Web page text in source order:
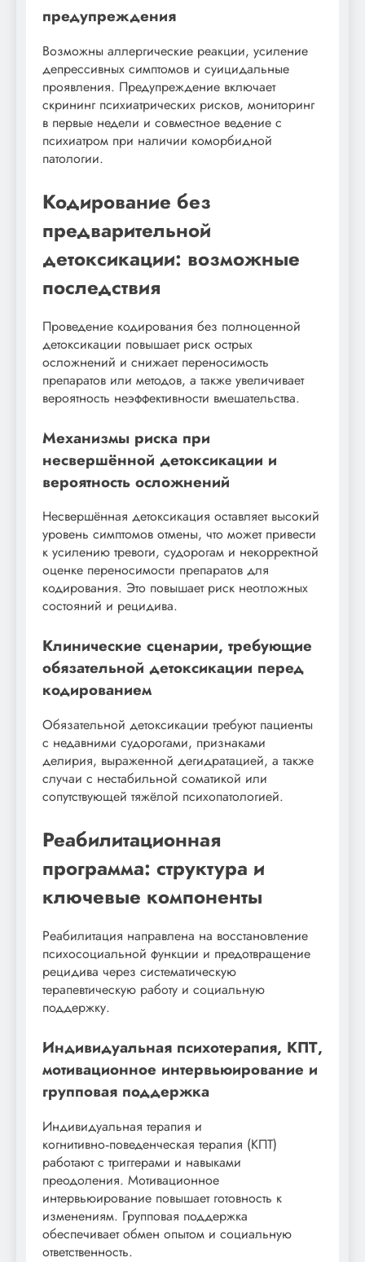
предупреждения
Возможны аллергические реакции, усиление
депрессивных симптомов и суицидальные
проявления. Предупреждение включает
скрининг психиатрических рисков, мониторинг
в первые недели и совместное ведение с
психиатром при наличии коморбидной
патологии.
Кодирование без
предварительной
детоксикации: возможные
последствия
Проведение кодирования без полноценной
детоксикации повышает риск острых
осложнений и снижает переносимость
препаратов или методов, а также увеличивает
вероятность неэффективности вмешательства.
Механизмы риска при
несвершённой детоксикации и
вероятность осложнений
Несвершённая детоксикация оставляет высокий
уровень симптомов отмены, что может привести
к усилению тревоги, судорогам и некорректной
оценке переносимости препаратов для
кодирования. Это повышает риск неотложных
состояний и рецидива.
Клинические сценарии, требующие
обязательной детоксикации перед
кодированием
Обязательной детоксикации требуют пациенты
с недавними судорогами, признаками
делирия, выраженной дегидратацией, а также
случаи с нестабильной соматикой или
сопутствующей тяжёлой психопатологией.
Реабилитационная
программа: структура и
ключевые компоненты
Реабилитация направлена на восстановление
психосоциальной функции и предотвращение
рецидива через систематическую
терапевтическую работу и социальную
поддержку.
Индивидуальная психотерапия, КПТ,
мотивационное интервьюирование и
групповая поддержка
Индивидуальная терапия и
когнитивно‑поведенческая терапия (КПТ)
работают с триггерами и навыками
преодоления. Мотивационное
интервьюирование повышает готовность к
изменениям. Групповая поддержка
обеспечивает обмен опытом и социальную
ответственность.